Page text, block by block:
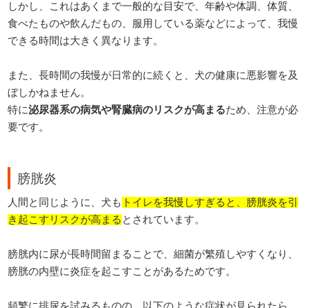
しかし、これはあくまで一般的な目安で、年齢や体調、体質、
食べたものや飲んだもの、服用している薬などによって、我慢
できる時間は大きく異なります。
また、長時間の我慢が日常的に続くと、犬の健康に悪影響を及
ぼしかねません。
特に泌尿器系の病気や腎臓病のリスクが高まるため、注意が必
要です。
膀胱炎
人間と同じように、犬も トイレを我慢しすぎると、膀胱炎を引
き起こすリスクが高まる とされています。
膀胱内に尿が長時間留まることで、細菌が繁殖しやすくなり、
膀胱の内壁に炎症を起こすことがあるためです。
頻繁に排尿を試みるものの、以下のような症状が見られたら、